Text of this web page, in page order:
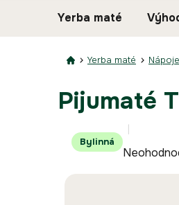
Yerba maté
Yerba maté
Pijumaté
Bylinná
Průměrné
hodnocení